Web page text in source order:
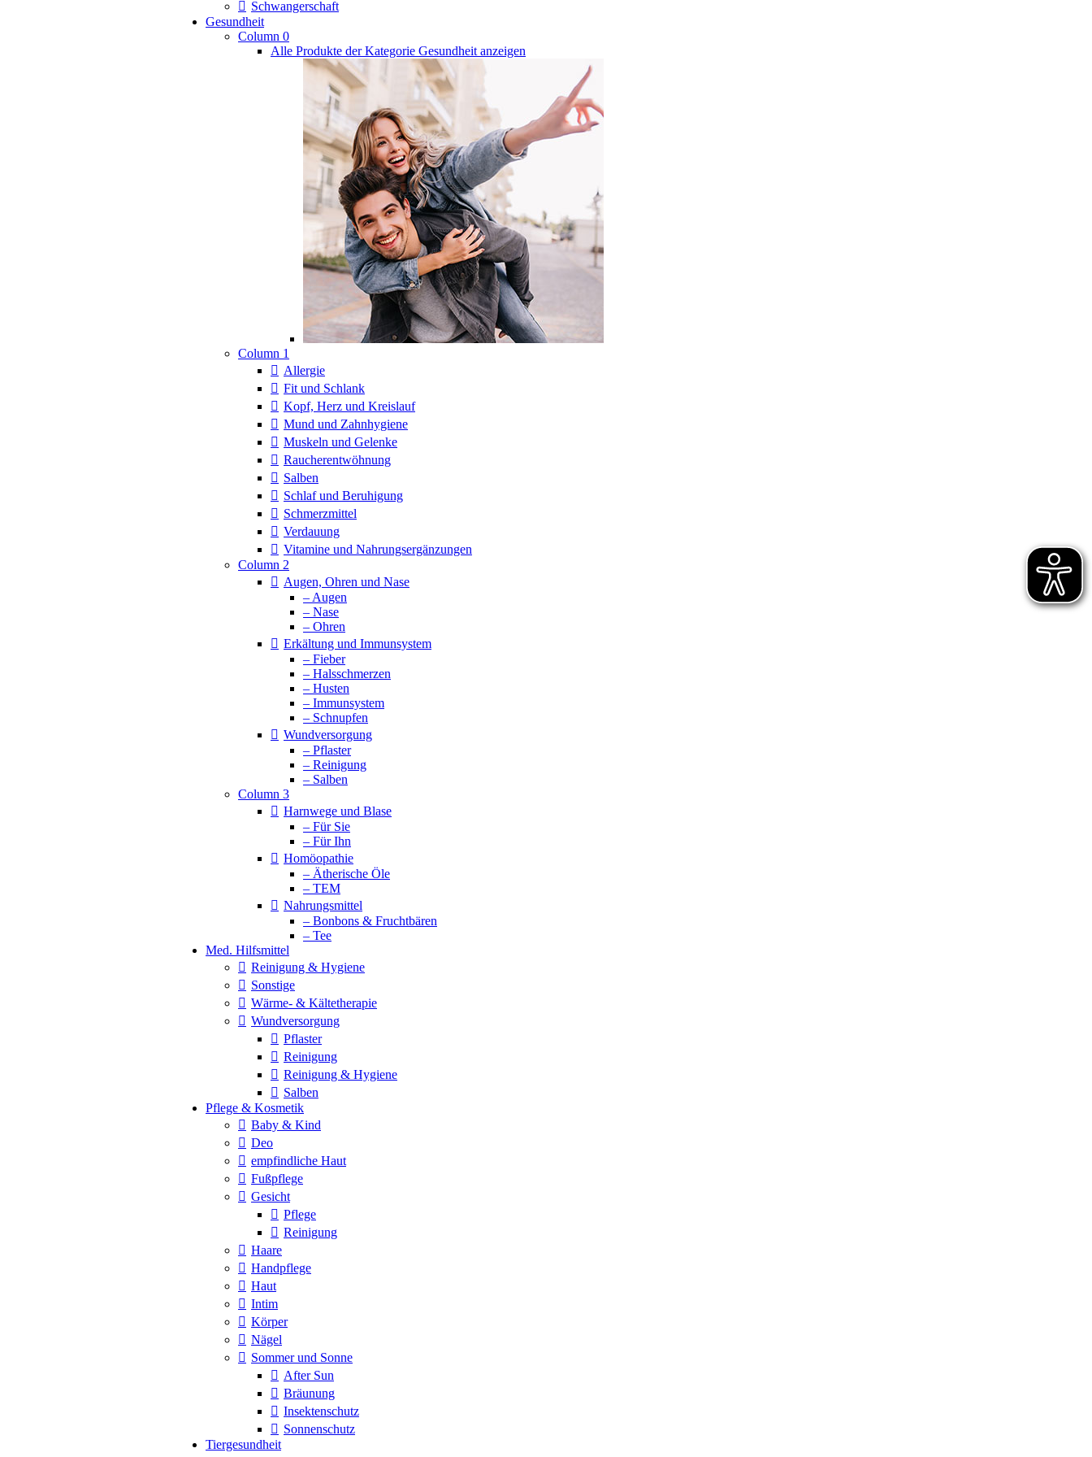
Schwangerschaft
Gesundheit
Column 0
Alle Produkte der Kategorie Gesundheit anzeigen
Column 1
Allergie
Fit und Schlank
Kopf, Herz und Kreislauf
Mund und Zahnhygiene
Muskeln und Gelenke
Raucherentwöhnung
Salben
Schlaf und Beruhigung
Schmerzmittel
Verdauung
Vitamine und Nahrungsergänzungen
Column 2
Augen, Ohren und Nase
– Augen
– Nase
– Ohren
Erkältung und Immunsystem
– Fieber
– Halsschmerzen
– Husten
– Immunsystem
– Schnupfen
Wundversorgung
– Pflaster
– Reinigung
– Salben
Column 3
Harnwege und Blase
– Für Sie
– Für Ihn
Homöopathie
– Ätherische Öle
– TEM
Nahrungsmittel
– Bonbons & Fruchtbären
– Tee
Med. Hilfsmittel
Reinigung & Hygiene
Sonstige
Wärme- & Kältetherapie
Wundversorgung
Pflaster
Reinigung
Reinigung & Hygiene
Salben
Pflege & Kosmetik
Baby & Kind
Deo
empfindliche Haut
Fußpflege
Gesicht
Pflege
Reinigung
Haare
Handpflege
Haut
Intim
Körper
Nägel
Sommer und Sonne
After Sun
Bräunung
Insektenschutz
Sonnenschutz
Tiergesundheit